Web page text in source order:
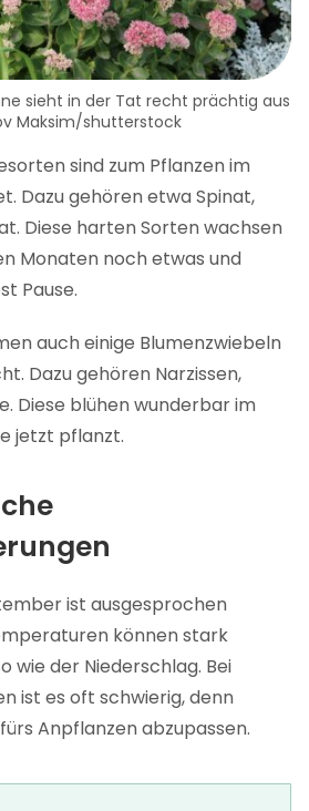
sieht in der Tat recht prächtig aus
Maksim/shutterstock
sind zum Pflanzen im
Dazu gehören etwa Spinat,
Diese harten Sorten wachsen
Monaten noch etwas und
Pause.
auch einige Blumenzwiebeln
Dazu gehören Narzissen,
Diese blühen wunderbar im
jetzt pflanzt.
ist ausgesprochen
können stark
wie der Niederschlag. Bei
ist es oft schwierig, denn
Anpflanzen abzupassen.